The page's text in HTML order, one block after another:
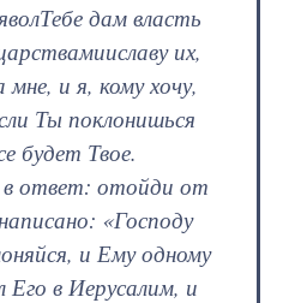
Тебе дам власть
иславу их,
и я, кому хочу,
Ты поклонишься
будет Твое.
в ответ: отойди от
«Господу
и Ему одному
в Иерусалим, и